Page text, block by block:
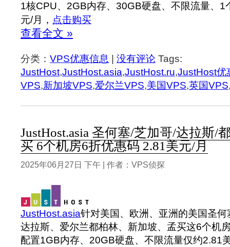
1核CPU、2GB内存、30GB硬盘、不限流量、1
元/月， 点击购买
查看全文 »
分类： VPS优惠信息 | 没有评论 Tags:
JustHost,JustHost.asia,JustHost.ru,JustHost优
VPS,新加坡VPS,爱尔兰VPS,美国VPS,英国VPS
JustHost.asia 圣何塞/芝加哥/达拉斯/
买 6个机房6折优惠码 2.81美元/月
2025年06月27日 下午 | 作者：VPS侦探
JustHost.asia针对美国、欧洲、亚洲的美国圣
达拉斯、爱尔兰都柏林、新加坡、孟买这6个机
配置1GB内存、20GB硬盘、不限流量仅约2.81